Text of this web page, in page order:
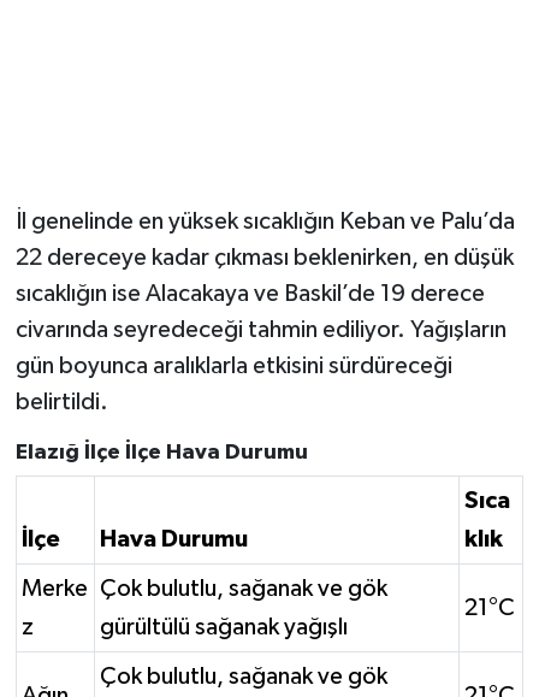
İl genelinde en yüksek sıcaklığın Keban ve Palu’da
22 dereceye kadar çıkması beklenirken, en düşük
sıcaklığın ise Alacakaya ve Baskil’de 19 derece
civarında seyredeceği tahmin ediliyor. Yağışların
gün boyunca aralıklarla etkisini sürdüreceği
belirtildi.
Elazığ İlçe İlçe Hava Durumu
İlçe Hava Durumu
Sıca
klık
Merke
z
Çok bulutlu, sağanak ve gök
gürültülü sağanak yağışlı
21°C
Çok bulutlu, sağanak ve gök